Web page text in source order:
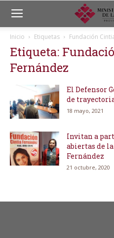
Inicio Etiquetas Fundación
Etiqueta:
Fernández
El Defensor
de
18 mayo, 2021
Invitan a
abiertas de
Fernández
21 octubre, 2020